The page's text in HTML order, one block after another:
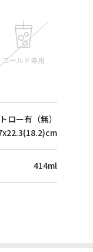
ロー有（無）
414ml